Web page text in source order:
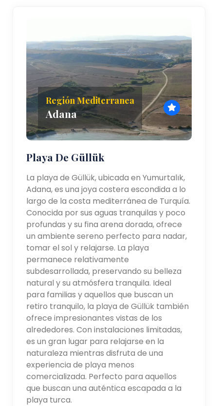
Región Mediterranea
Adana
Playa De Güllük
La playa de Güllük, ubicada en Yumurtalık,
Adana, es una joya costera escondida a lo
largo de la costa mediterránea de Turquía.
Conocida por sus aguas tranquilas y poco
profundas y su fina arena dorada, ofrece
un ambiente sereno perfecto para nadar,
tomar el sol y relajarse. La playa
permanece relativamente
subdesarrollada, preservando su belleza
natural y su atmósfera tranquila. Ideal
para familias y aquellos que buscan un
retiro tranquilo, la playa de Güllük también
ofrece impresionantes vistas de los
alrededores. Con instalaciones limitadas,
es un gran lugar para relajarse en la
naturaleza mientras disfruta de una
experiencia de playa menos
comercializada. Perfecto para aquellos
que buscan una auténtica escapada a la
playa turca.